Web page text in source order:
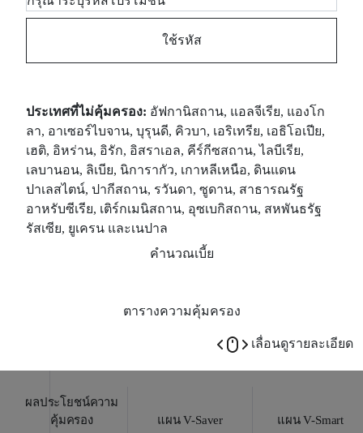
ใช้รหัส
ประเทศที่ไม่คุ้มครอง: อัฟกานิสถาน, แอลจีเรีย, แองโก
ลา, อาเซอร์ไบจาน, บุรุนดี, คิวบา, เอริเทรีย, เอธิโอเปีย,
เฮติ, อิหร่าน, อิรัก, อิสราเอล, คีร์กีซสถาน, ไลบีเรีย,
เลบานอน, ลิเบีย, นิการากัว, เกาหลีเหนือ, ดินแดน
ปาเลสไตน์, ปากีสถาน, รวันดา, ซูดาน, สาธารณรัฐ
อาหรับซีเรีย, เติร์กเมนิสถาน, อุซเบกิสถาน, สหพันธรัฐ
รัสเซีย, ยูเครน และเนปาล
คำนวณเบี้ย
ตารางความคุ้มครอง
เลื่อนดูรายละเอียด
ผลประโยชน์ความ
คุ้มครอง
แผน V-Saver แผน V-Smart